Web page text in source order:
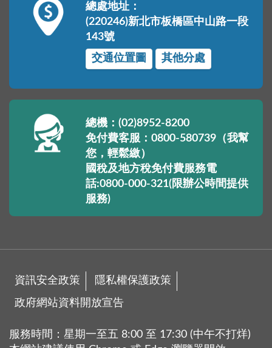
總處地址：
(220246)新北市板橋區中山路一段
143號
交通位置圖
其他分處
總機：(02)8952-8200
免付費客服：0800-580739（我幫
您，輕鬆繳）
國稅及地方稅免付費服務電
話:0800-000-321(限辦公時間提供
服務)
資訊安全政策 隱私權保護政策
政府網站資料開放宣告
服務時間：星期一至五 8:00 至 17:30 (中午不打烊)